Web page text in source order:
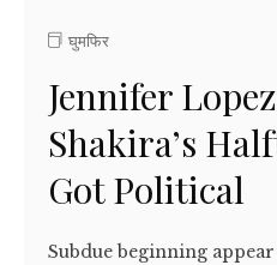
घुमफिर
Jennifer
Shakira’s
Got Political
Subdue beginning